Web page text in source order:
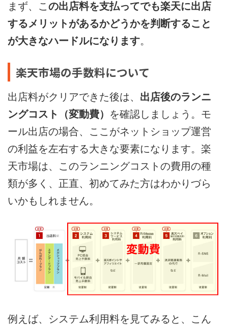
まず、こ の出店料を支払ってでも楽天に出店
するメリットがあるかどうかを判断すること
が大きなハードルになります。
楽天市場の手数料について
出店料がクリアできた後は、 出店後のランニ
ングコスト（変動費） を確認しましょう。モ
ール出店の場合、ここがネットショップ運営
の利益を左右する大きな要素になります。楽
天市場は、このランニングコストの費用の種
類が多く、正直、初めてみた方はわかりづら
いかもしれません。
例えば、システム利用料を見てみると、こん